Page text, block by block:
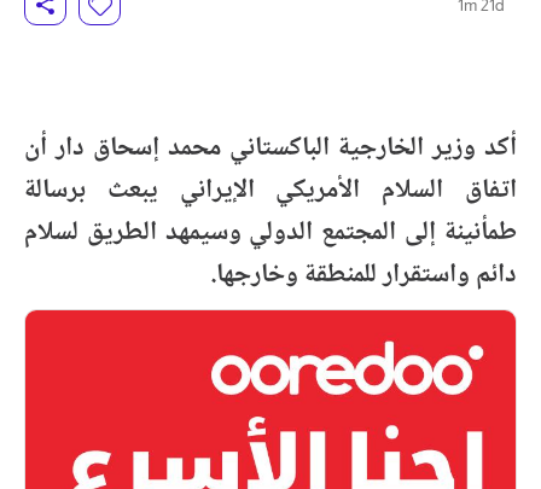
1m 21d
أكد وزير الخارجية الباكستاني محمد إسحاق دار أن
اتفاق السلام الأمريكي الإيراني يبعث برسالة
طمأنينة إلى المجتمع الدولي وسيمهد الطريق لسلام
دائم واستقرار للمنطقة وخارجها.